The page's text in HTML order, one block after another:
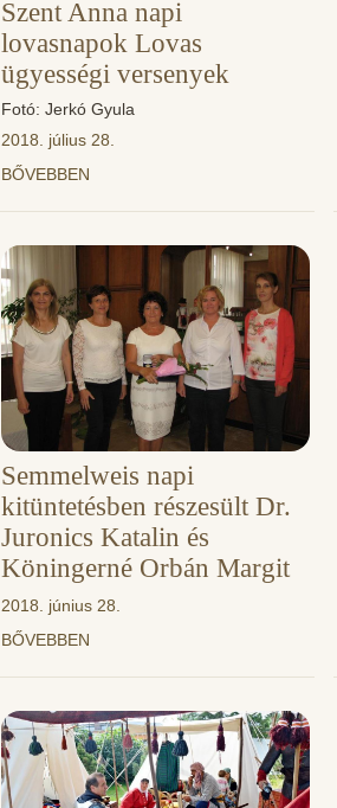
Szent Anna napi
lovasnapok Lovas
ügyességi versenyek
Fotó: Jerkó Gyula
2018. július 28.
BŐVEBBEN
Semmelweis napi
kitüntetésben részesült Dr.
Juronics Katalin és
Köningerné Orbán Margit
2018. június 28.
BŐVEBBEN